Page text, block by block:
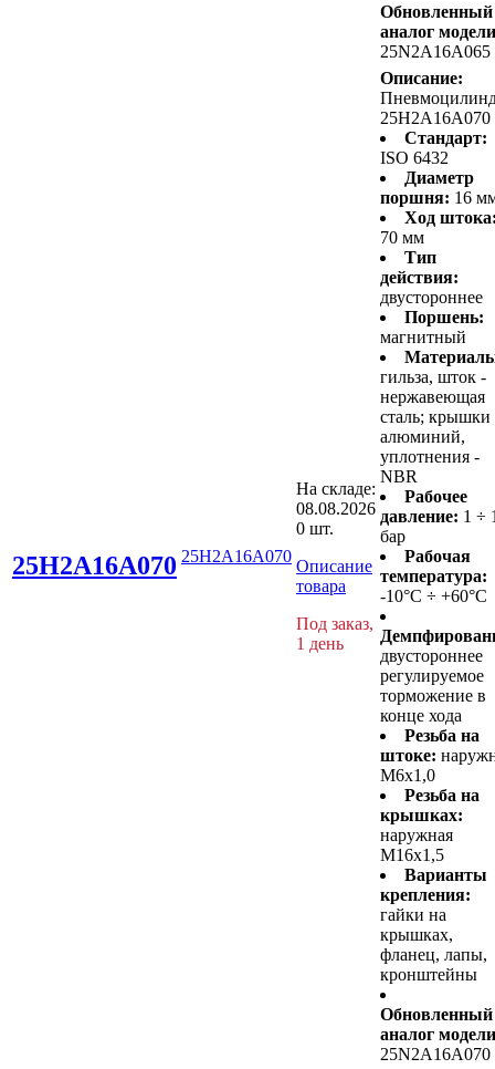
Обновленный
аналог
25N2A16A065
25H2A16A070 25H2A16A070
На складе:
08.08.2026
0 шт.
Описание
товара
Под заказ,
1 день
Описание:
25H2A16A070
Стандарт:
ISO 6432
Диаметр
поршня: 16
Ход
70 мм
Тип
действия:
двустороннее
Поршень:
магнитный
гильза, шток -
нержавеющая
сталь; крышки
алюминий,
уплотнения -
NBR
Рабочее
давление: 1 ÷
бар
Рабочая
температура:
-10°C ÷ +60°C
двустороннее
регулируемое
торможение в
конце хода
Резьба на
штоке:
M6x1,0
Резьба на
крышках:
наружная
M16x1,5
Варианты
крепления:
гайки на
крышках,
фланец, лапы,
кронштейны
Обновленный
аналог
25N2A16A070